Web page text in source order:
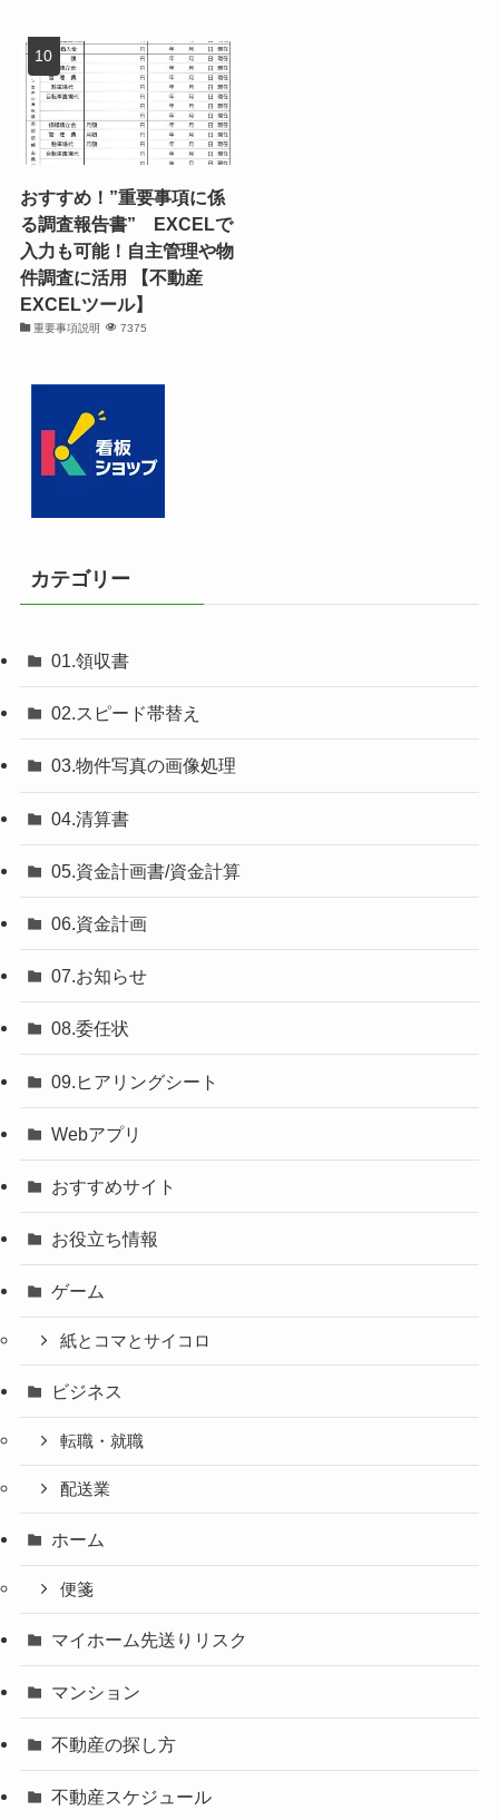
おすすめ！”重要事項に係
る調査報告書” EXCELで
入力も可能！自主管理や物
件調査に活用 【不動産
EXCELツール】
重要事項説明 7375
カテゴリー
01.領収書
02.スピード帯替え
03.物件写真の画像処理
04.清算書
05.資金計画書/資金計算
06.資金計画
07.お知らせ
08.委任状
09.ヒアリングシート
Webアプリ
おすすめサイト
お役立ち情報
ゲーム
紙とコマとサイコロ
ビジネス
転職・就職
配送業
ホーム
便箋
マイホーム先送りリスク
マンション
不動産の探し方
不動産スケジュール